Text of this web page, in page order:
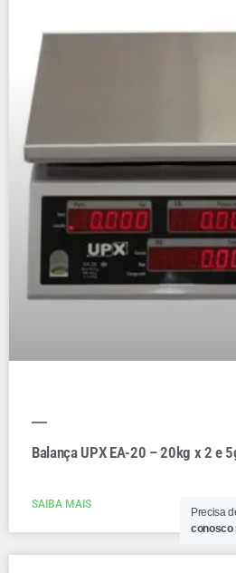
Balança UPX EA-20 – 20kg x 2 e
SAIBA MAIS
Precisa
conosco